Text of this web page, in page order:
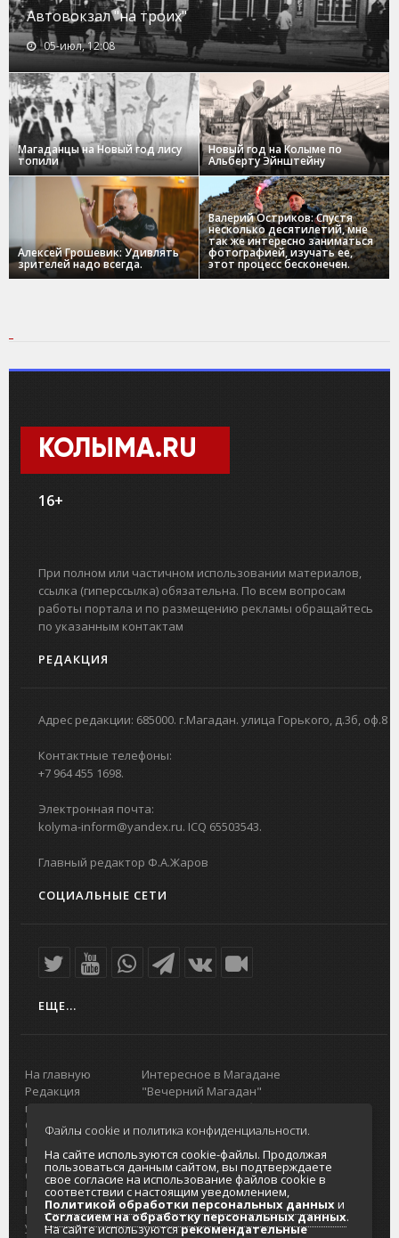
Автовокзал "на троих"
05-июл, 12:08
Магаданцы на Новый год лису
топили
Новый год на Колыме по
Альберту Эйнштейну
Алексей Грошевик: Удивлять
зрителей надо всегда.
Валерий Остриков: Спустя
несколько десятилетий, мне
так же интересно заниматься
фотографией, изучать ее,
этот процесс бесконечен.
КОЛЫМА.RU
16+
При полном или частичном использовании материалов,
ссылка (гиперссылка) обязательна. По всем вопросам
работы портала и по размещению рекламы обращайтесь
по указанным контактам
РЕДАКЦИЯ
Адрес редакции: 685000. г.Магадан. улица Горького, д.3б, оф.8
Контактные телефоны:
+7 964 455 1698.
Электронная почта:
kolyma-inform@yandex.ru. ICQ 65503543.
Главный редактор Ф.А.Жаров
СОЦИАЛЬНЫЕ СЕТИ
ЕЩЕ...
На главную
Редакция
портала
О проекте
Реклама на
портале
Отзывы и
предложения
Интернет-
услуги
Интересное в Магадане
"Вечерний Магадан"
Городская доска объявлений
Реклама
Главный туристический портал
Колымы
Политика в отношении обработки
персональных данных
Согласие на обработку персональных
данных
Файлы cookie и политика конфиденциальности.
На сайте используются cookie-файлы. Продолжая
пользоваться данным сайтом, вы подтверждаете
свое согласие на использование файлов cookie в
соответствии с настоящим уведомлением,
Политикой обработки персональных данныхи
Согласием на обработку персональных данных.
На сайте используютсярекомендательные